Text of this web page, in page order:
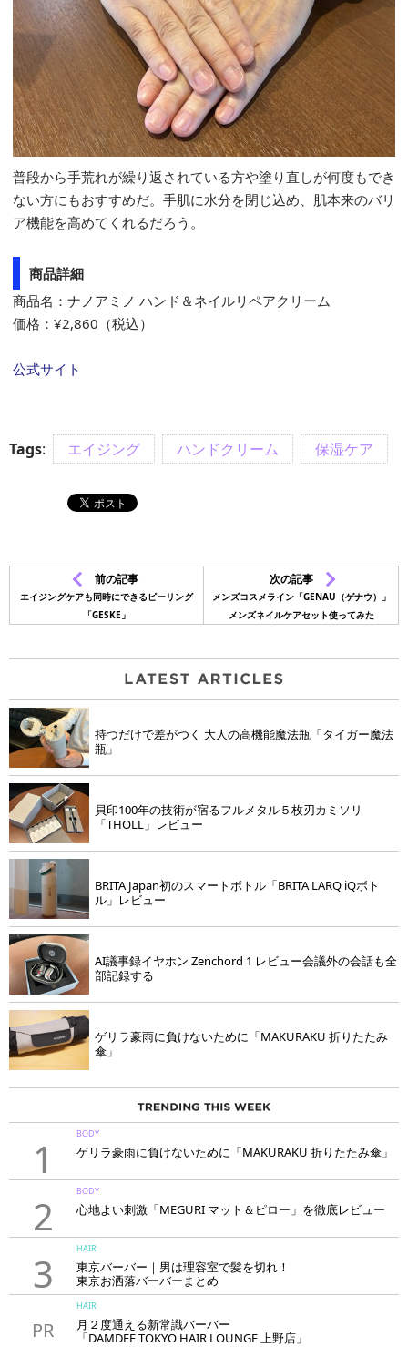
普段から手荒れが繰り返されている方や塗り直しが何度もでき
ない方にもおすすめだ。手肌に水分を閉じ込め、肌本来のバリ
ア機能を高めてくれるだろう。
商品詳細
商品名：ナノアミノ ハンド＆ネイルリペアクリーム
価格：¥2,860（税込）
公式サイト
Tags: エイジング ハンドクリーム 保湿ケア
前の記事
エイジングケアも同時にできるピーリング
「GESKE」
次の記事
メンズコスメライン「GENAU（ゲナウ）」
メンズネイルケアセット使ってみた
持つだけで差がつく 大人の高機能魔法瓶「タイガー魔法
瓶」
貝印100年の技術が宿るフルメタル５枚刃カミソリ
「THOLL」レビュー
BRITA Japan初のスマートボトル「BRITA LARQ iQボト
ル」レビュー
AI議事録イヤホン Zenchord 1 レビュー会議外の会話も全
部記録する
ゲリラ豪雨に負けないために「MAKURAKU 折りたたみ
傘」
1
BODY
ゲリラ豪雨に負けないために「MAKURAKU 折りたたみ傘」
2
BODY
心地よい刺激「MEGURI マット＆ピロー」を徹底レビュー
3
HAIR
東京バーバー｜男は理容室で髪を切れ！
東京お洒落バーバーまとめ
PR
HAIR
月２度通える新常識バーバー
「DAMDEE TOKYO HAIR LOUNGE 上野店」